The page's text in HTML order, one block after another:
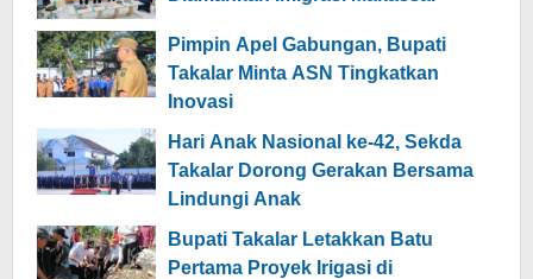
Pimpin Apel Gabungan, Bupati
Takalar Minta ASN Tingkatkan
Inovasi
Hari Anak Nasional ke-42, Sekda
Takalar Dorong Gerakan Bersama
Lindungi Anak
Bupati Takalar Letakkan Batu
Pertama Proyek Irigasi di